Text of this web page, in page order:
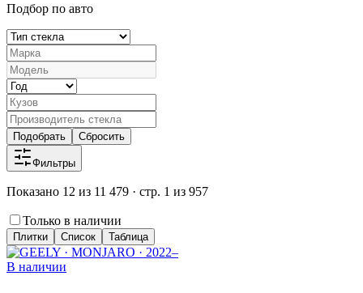
Подбор по авто
Подобрать Сбросить
Фильтры
Показано 12 из 11 479 · стр. 1 из 957
Только в наличии
Плитки Список Таблица
В наличии